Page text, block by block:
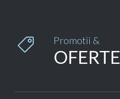
 Promotii &
OFERTE